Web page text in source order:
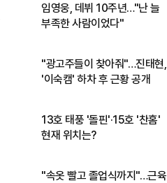
임영웅, 데뷔 10주년…"난 늘
부족한 사람이었다"
"광고주들이 찾아줘"…진태현,
'이숙캠' 하차 후 근황 공개
13호 태풍 '돌핀'·15호 '찬홈'
현재 위치는?
"속옷 빨고 졸업식까지"…근육